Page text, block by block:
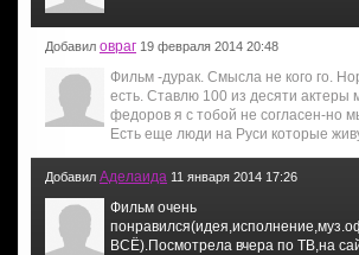
Добавил овраг 19 февраля 2014 20:48
Фильм -дурак. Смысла не кого го.
есть. Ставлю 100 из десяти актеры
федоров я с тобой не согласен-но
Есть еще люди на Руси которые
Добавил Аделаида 11 января 2014 17:26
Фильм очень
ВСЁ).Посмотрела вчера по ТВ,на